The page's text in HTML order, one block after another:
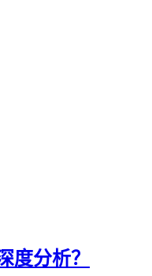
度分析？